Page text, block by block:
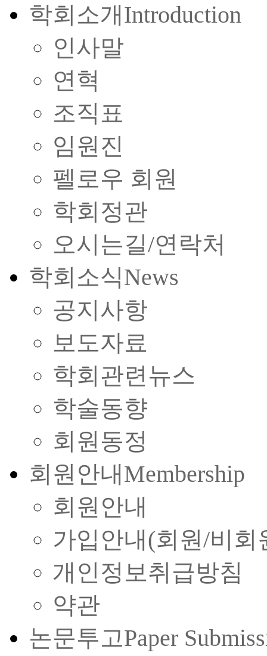
학회소개Introduction
인사말
연혁
조직표
임원진
펠로우 회원
학회정관
오시는길/연락처
학회소식News
공지사항
보도자료
학회관련뉴스
학술동향
회원동정
회원안내Membership
회원안내
가입안내(회원/비회
개인정보취급방침
약관
논문투고Paper